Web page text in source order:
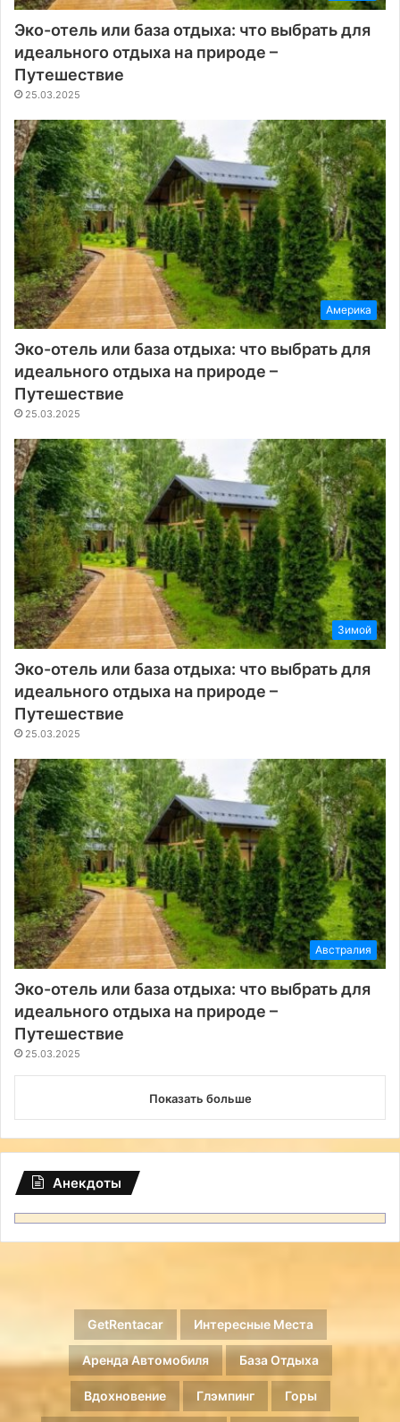
Эко-отель или база отдыха: что выбрать для
идеального отдыха на природе –
Путешествие
25.03.2025
Америка
Эко-отель или база отдыха: что выбрать для
идеального отдыха на природе –
Путешествие
25.03.2025
Зимой
Эко-отель или база отдыха: что выбрать для
идеального отдыха на природе –
Путешествие
25.03.2025
Австралия
Эко-отель или база отдыха: что выбрать для
идеального отдыха на природе –
Путешествие
25.03.2025
Показать больше
Анекдоты
GetRentacar Интересные Места
Аренда Автомобиля База Отдыха
Вдохновение Глэмпинг Горы